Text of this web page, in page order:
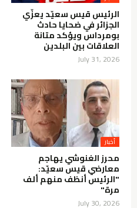
الرئيس قيس سعيّد يعزّي
الجزائر في ضحايا حادث
بومرداس ويؤكد متانة
العلاقات بين البلدين
July 31, 2026
أخبار
محرز الغنوشي يهاجم
معارضي قيس سعيّد:
"الرئيس أنظف منهم ألف
مرة"
July 30, 2026